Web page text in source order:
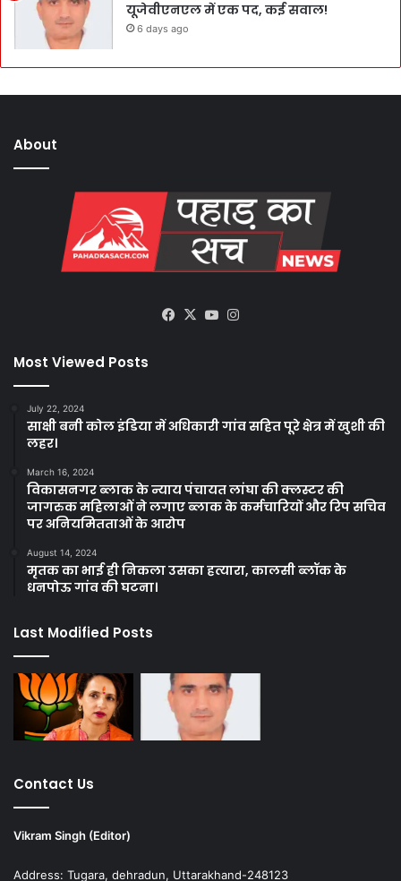
यूजेवीएनएल में एक पद, कई सवाल!
6 days ago
About
Facebook
X YouTube
Most Viewed Posts
July 22, 2024
साक्षी बनी कोल इंडिया में अधिकारी गांव सहित पूरे क्षेत्र में खुशी की
लहर।
March 16, 2024
विकासनगर ब्लाक के न्याय पंचायत लांघा की क्लस्टर की
जागरुक महिलाओं ने लगाए ब्लाक के कर्मचारियों और रिप सचिव
पर अनियमितताओं के आरोप
August 14, 2024
मृतक का भाई ही निकला उसका हत्यारा, कालसी ब्लॉक के
धनपोऊ गांव की घटना।
Last Modified Posts
Contact Us
Vikram Singh (Editor)
Address: Tugara, dehradun, Uttarakhand-248123